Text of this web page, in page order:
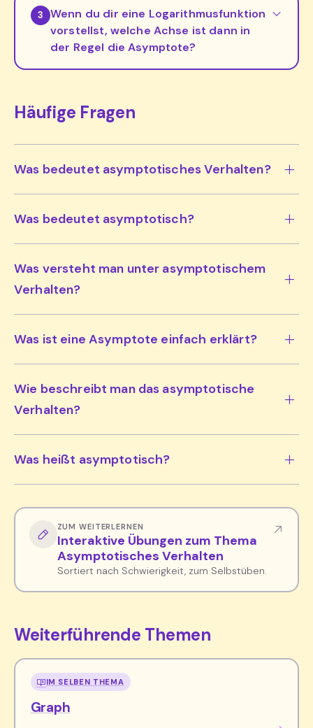
3
Wenn du dir eine Logarithmusfunktion
vorstellst, welche Achse ist dann in
der Regel die Asymptote?
Häufige Fragen
Was bedeutet asymptotisches Verhalten?
Was bedeutet asymptotisch?
Was versteht man unter asymptotischem
Verhalten?
Was ist eine Asymptote einfach erklärt?
Wie beschreibt man das asymptotische
Verhalten?
Was heißt asymptotisch?
ZUM WEITERLERNEN
Interaktive Übungen zum Thema
Asymptotisches Verhalten
Sortiert nach Schwierigkeit, zum Selbstüben.
Weiterführende Themen
IM SELBEN THEMA
Graph